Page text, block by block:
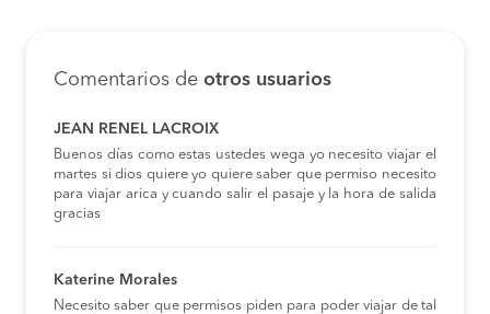
Comentarios de otros usuarios
JEAN RENEL LACROIX
Buenos días como estas ustedes wega yo necesito viajar el
martes si dios quiere yo quiere saber que permiso necesito
para viajar arica y cuando salir el pasaje y la hora de salida
gracias
Katerine Morales
Necesito saber que permisos piden para poder viajar de tal